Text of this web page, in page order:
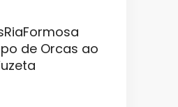
de Orcas ao